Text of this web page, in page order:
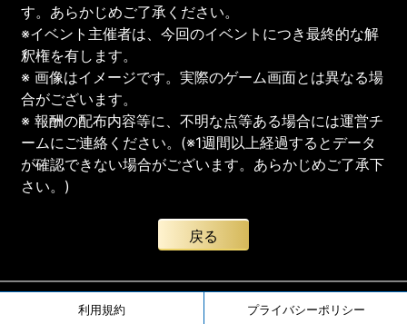
す。あらかじめご了承ください。
※イベント主催者は、今回のイベントにつき最終的な解
釈権を有します。
※ 画像はイメージです。実際のゲーム画面とは異なる場
合がございます。
※ 報酬の配布内容等に、不明な点等ある場合には運営チ
ームにご連絡ください。(※1週間以上経過するとデータ
が確認できない場合がございます。あらかじめご了承下
さい。)
戻る
利用規約 プライバシーポリシー